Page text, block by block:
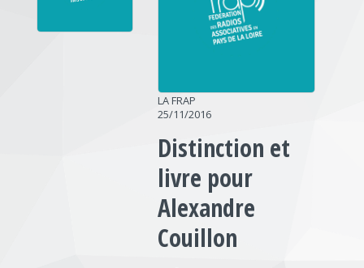
LA FRAP
25/11/2016
Distinction et
livre pour
Alexandre
Couillon